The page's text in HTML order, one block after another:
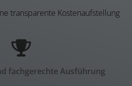
transparente Kostenaufstellung
fachgerechte Ausführung